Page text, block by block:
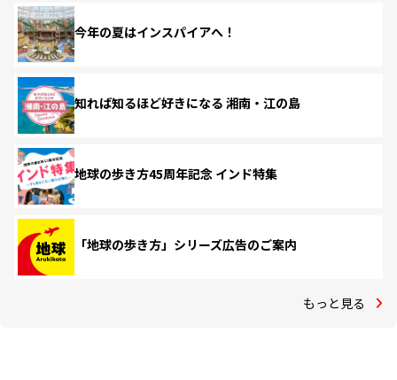
今年の夏はインスパイアへ！
知れば知るほど好きになる 湘南・江の島
地球の歩き方45周年記念 インド特集
「地球の歩き方」シリーズ広告のご案内
もっと見る